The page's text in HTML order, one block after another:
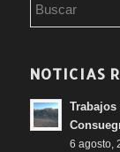
NOTICIAS
Trabajos
6 agosto,